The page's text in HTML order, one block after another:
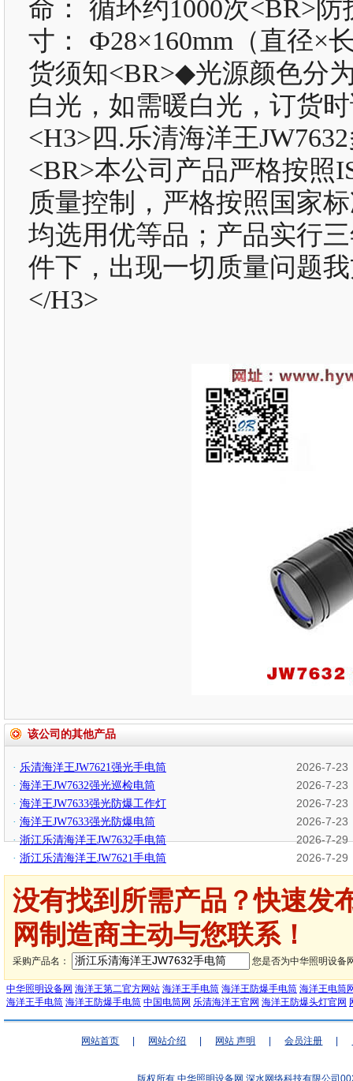
命： 循环约1000次<BR>
寸： Ф28×160mm（直径×
货须知<BR>◆光源颜色分
白光，如需暖白光，订货
<H3>四.乐清海洋王
<BR>本公司产品严格按照
质量控制，严格按照国家
均选用优等品；产品实行
件下，出现一切质量问题
</H3>
该公司的其他产品
· 乐清海洋王JW7621强光手电筒 2026-7-23
· 海洋王JW7632强光巡检电筒 2026-7-23
· 海洋王JW7633强光防爆工作灯 2026-7-23
· 海洋王JW7633强光防爆电筒 2026-7-23
·浙江乐清海洋王JW7632手电筒 2026-7-29
· 浙江乐清海洋王JW7621手电筒 2026-7-29
没有找到所需产品？快速发
网制造商主动与您联系！
采购产品名： 您是否为中华照明设备
中华照明设备网 海洋王第二官方网站 海洋王手电筒 海洋王防爆手电筒 海洋王电筒
海洋王手电筒 海洋王防爆手电筒 中国电筒网 乐清海洋王官网 海洋王防爆头灯官网
网站首页 网站介绍 网站 声明 会员注册
版权所有 中华照明设备网深水网络科技有限公司